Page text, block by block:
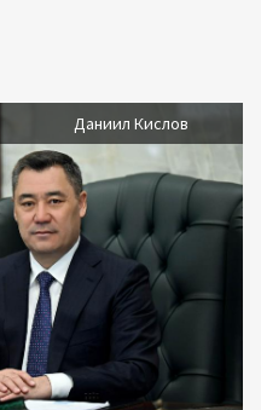
Даниил Кислов